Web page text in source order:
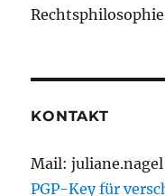
KONTAKT
Mail:
PGP-Key für